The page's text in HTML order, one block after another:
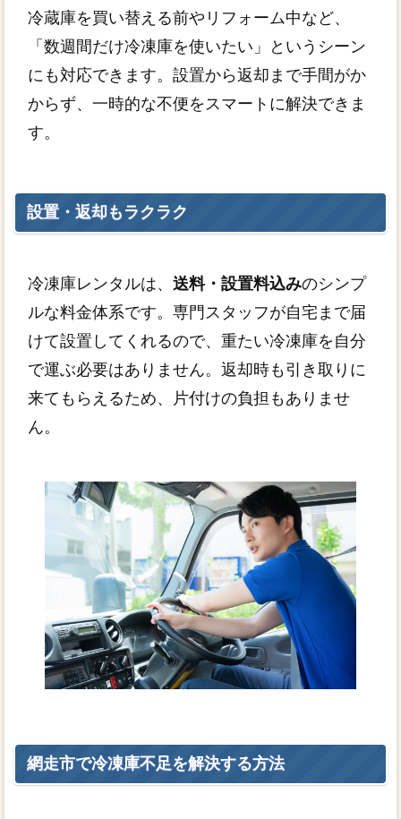
冷蔵庫を買い替える前やリフォーム中など、
「数週間だけ冷凍庫を使いたい」というシーン
にも対応できます。設置から返却まで手間がか
からず、一時的な不便をスマートに解決できま
す。
設置・返却もラクラク
冷凍庫レンタルは、 送料・設置料込みのシンプ
ルな料金体系です。専門スタッフが自宅まで届
けて設置してくれるので、重たい冷凍庫を自分
で運ぶ必要はありません。返却時も引き取りに
来てもらえるため、片付けの負担もありませ
ん。
網走市で冷凍庫不足を解決する方法